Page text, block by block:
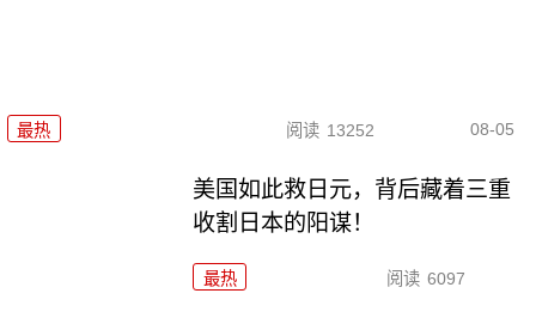
最热 阅读 13252 08-05
美国如此救日元，背后藏着三重
收割日本的阳谋！
最热 阅读 6097